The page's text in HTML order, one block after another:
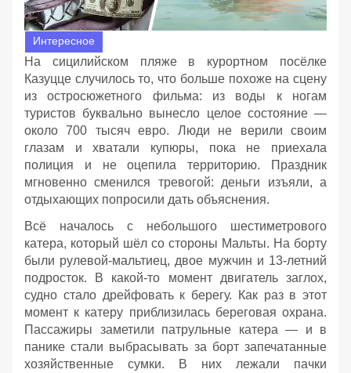
Интересное
На сицилийском пляже в курортном посёлке
Казуцце случилось то, что больше похоже на сцену
из остросюжетного фильма: из воды к ногам
туристов буквально вынесло целое состояние —
около 700 тысяч евро. Люди не верили своим
глазам и хватали купюры, пока не приехала
полиция и не оцепила территорию. Праздник
мгновенно сменился тревогой: деньги изъяли, а
отдыхающих попросили дать объяснения.
Всё началось с небольшого шестиметрового
катера, который шёл со стороны Мальты. На борту
были рулевой‑мальтиец, двое мужчин и 13‑летний
подросток. В какой‑то момент двигатель заглох,
судно стало дрейфовать к берегу. Как раз в этот
момент к катеру приблизилась береговая охрана.
Пассажиры заметили патрульные катера — и в
панике стали выбрасывать за борт запечатанные
хозяйственные сумки. В них лежали пачки